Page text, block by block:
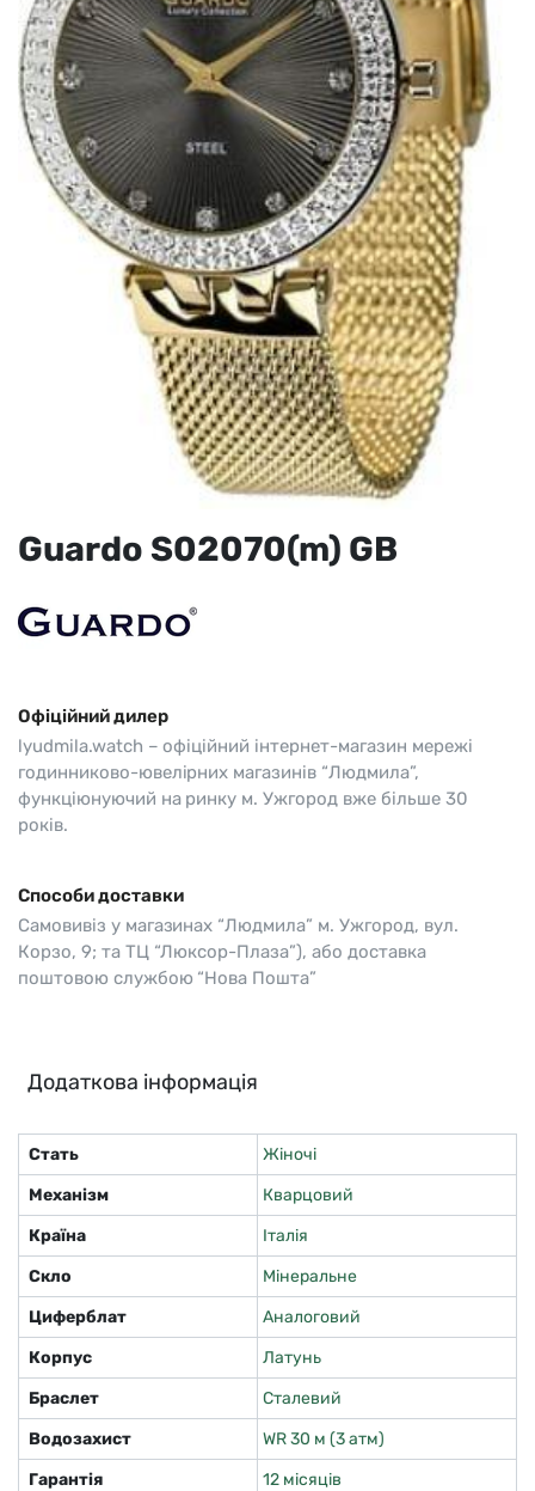
Guardo S02070(m) GB
Офіційний дилер
lyudmila.watch – офіційний інтернет-магазин мережі
годинниково-ювелірних магазинів “Людмила”,
функціюнуючий на ринку м. Ужгород вже більше 30
років.
Способи доставки
Самовивіз у магазинах “Людмила” м. Ужгород, вул.
Корзо, 9; та ТЦ “Люксор-Плаза”), або доставка
поштовою службою “Нова Пошта”
Додаткова інформація
Стать
Жіночі
Механізм
Кварцовий
Країна
Італія
Скло
Мінеральне
Циферблат
Аналоговий
Корпус
Латунь
Браслет
Сталевий
Водозахист
WR 30 м (3 атм)
Гарантія
12 місяців